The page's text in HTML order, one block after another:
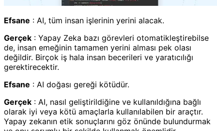
Efsane : AI, tüm insan işlerinin yerini alacak.
Gerçek : Yapay Zeka bazı görevleri otomatikleştirebilse
de, insan emeğinin tamamen yerini alması pek olası
değildir. Birçok iş hala insan becerileri ve yaratıcılığı
gerektirecektir.
Efsane : AI doğası gereği kötüdür.
Gerçek : AI, nasıl geliştirildiğine ve kullanıldığına bağlı
olarak iyi veya kötü amaçlarla kullanılabilen bir araçtır.
Yapay zekanın etik sonuçlarını göz önünde bulundurmak